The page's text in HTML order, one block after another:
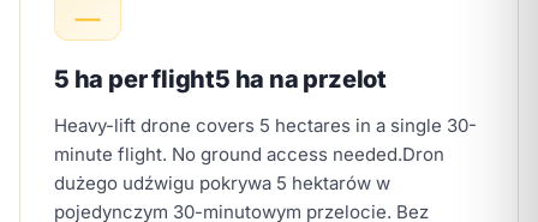
5 ha per flight5 ha na przelot
Heavy-lift drone covers 5 hectares in a single 30-
minute flight. No ground access needed.Dron
dużego udźwigu pokrywa 5 hektarów w
pojedynczym 30-minutowym przelocie. Bez